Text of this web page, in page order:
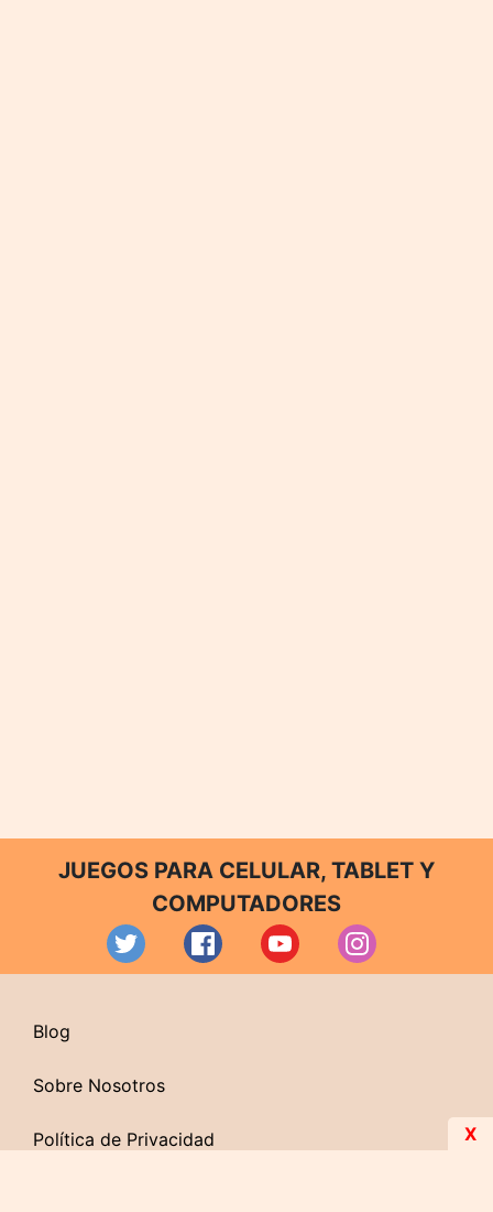
JUEGOS PARA CELULAR, TABLET Y
COMPUTADORES
Blog
Sobre Nosotros
Política de Privacidad X